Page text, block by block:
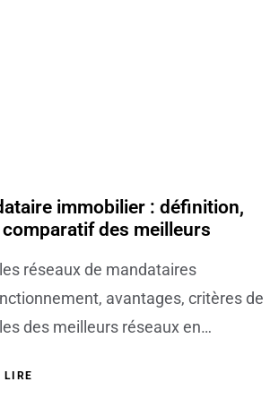
immobilier : définition,
des meilleurs
réseaux de mandataires
avantages, critères de
des meilleurs réseaux en…
LIRE